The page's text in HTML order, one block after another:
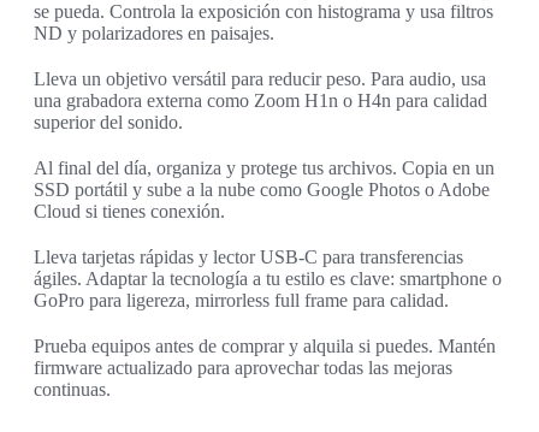
se pueda. Controla la exposición con histograma y usa filtros
ND y polarizadores en paisajes.
Lleva un objetivo versátil para reducir peso. Para audio, usa
una grabadora externa como Zoom H1n o H4n para calidad
superior del sonido.
Al final del día, organiza y protege tus archivos. Copia en un
SSD portátil y sube a la nube como Google Photos o Adobe
Cloud si tienes conexión.
Lleva tarjetas rápidas y lector USB-C para transferencias
ágiles. Adaptar la tecnología a tu estilo es clave: smartphone o
GoPro para ligereza, mirrorless full frame para calidad.
Prueba equipos antes de comprar y alquila si puedes. Mantén
firmware actualizado para aprovechar todas las mejoras
continuas.